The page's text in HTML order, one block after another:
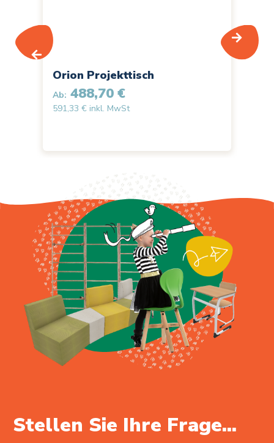
Orion Projekttisch
Ab: 488,70 €
591,33 € inkl. MwSt
Stellen Sie Ihre Frage...